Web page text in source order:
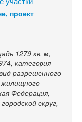
проект
1279 кв. м,
категория
разрешенного
жилищного
Федерация,
округ,